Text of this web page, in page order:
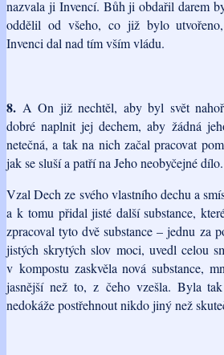
nazvala ji Invencí. Bůh ji obdařil darem
oddělil od všeho, co již bylo
Invenci dal nad tím vším vládu.
8. A On již nechtěl, aby byl svět
dobré naplnit jej dechem, aby žádná
netečná, a tak na nich začal pracovat
jak se sluší a patří na Jeho neobyčejné dílo.
Vzal Dech ze svého vlastního dechu a
a k tomu přidal jisté další substance,
zpracoval tyto dvě substance – jednu za
jistých skrytých slov moci, uvedl celou
v kompostu zaskvěla nová substance,
jasnější než to, z čeho vzešla. Byla
nedokáže postřehnout nikdo jiný než